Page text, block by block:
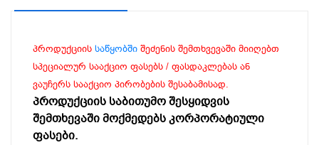
პროდუქციის საწყობში შეძენის შემთხვევაში მიიღებთ
სპეციალურ სააქციო ფასებს / ფასდაკლებას ან
ვაუჩერს სააქციო პირობების შესაბამისად.
პროდუქციის საბითუმო შესყიდვის
შემთხევაში მოქმედებს კორპორატიული
ფასები.